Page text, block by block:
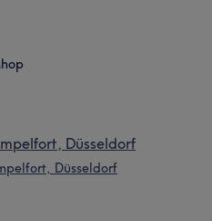
Düsseldorf
Düsseldorf